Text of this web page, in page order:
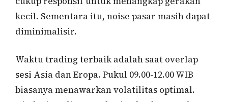
kecil. Sementara itu, noise pasar masih dapat
diminimalisir.
Waktu trading terbaik adalah saat overlap
sesi Asia dan Eropa. Pukul 09.00-12.00 WIB
biasanya menawarkan volatilitas optimal.